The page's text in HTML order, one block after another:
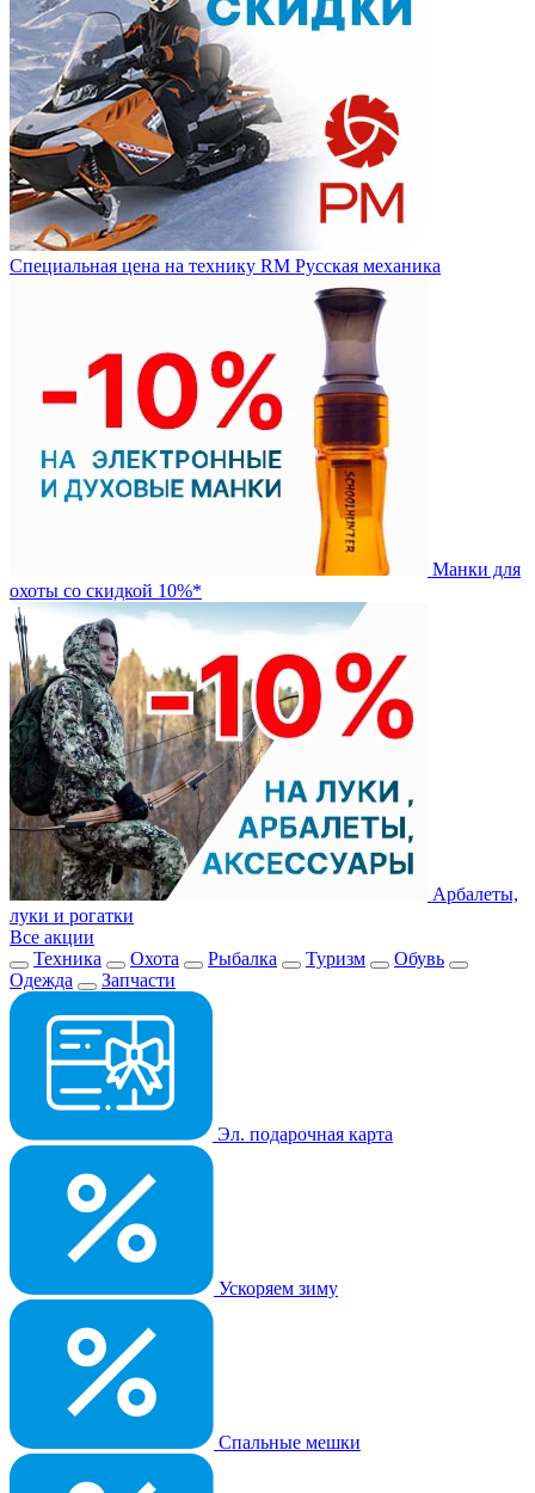
Специальная цена на технику RM Русская механика
Манки для
охоты со скидкой 10%*
Арбалеты,
луки и рогатки
Все акции
Техника
Охота Рыбалка Туризм
Обувь
Одежда
Запчасти
Эл. подарочная карта
Ускоряем зиму
Спальные мешки